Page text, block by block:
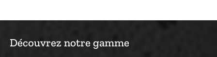
Découvrez notre gamme